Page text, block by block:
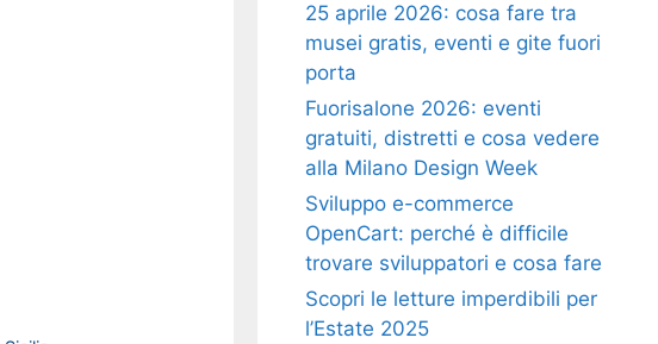
25 aprile 2026: cosa fare tra
musei gratis, eventi e gite fuori
porta
Fuorisalone 2026: eventi
gratuiti, distretti e cosa vedere
alla Milano Design Week
Sviluppo e-commerce
OpenCart: perché è difficile
trovare sviluppatori e cosa fare
Scopri le letture imperdibili per
l’Estate 2025